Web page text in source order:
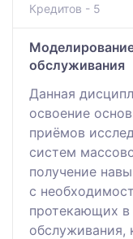
Кредитов - 5
обслуживания
Данная
освоение
приёмов
систем
получение
с
протекающих в
обслуживания,